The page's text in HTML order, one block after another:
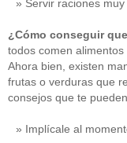
Servir raciones
¿Cómo conseguir
todos comen
Ahora bien, existen
frutas o verduras que
consejos que te
Implícale al